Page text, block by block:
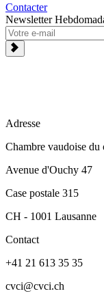
Contacter
Newsletter
Adresse
Chambre vaudoise du
Avenue d'Ouchy 47
Case postale 315
CH - 1001 Lausanne
Contact
+41 21 613 35 35
cvci@cvci.ch